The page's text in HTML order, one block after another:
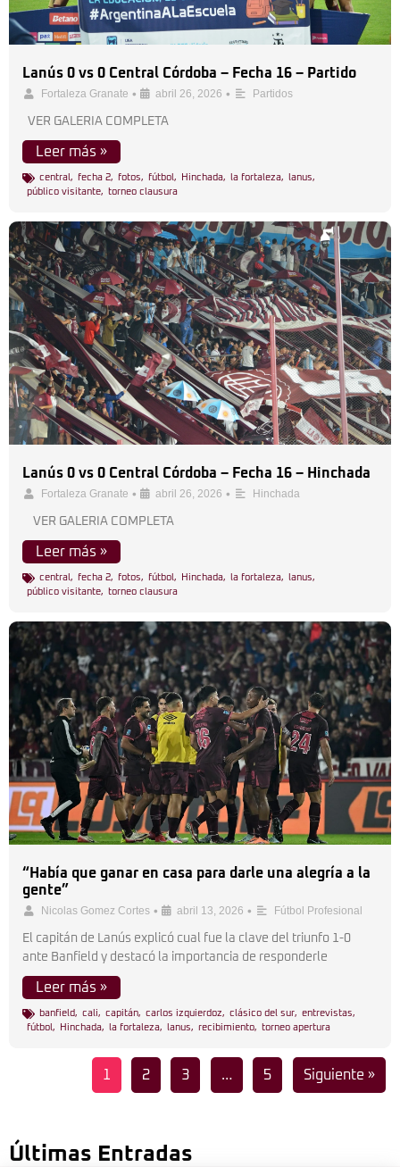
Lanús 0 vs 0 Central Córdoba – Fecha 16 – Partido
Fortaleza Granate • abril 26, 2026 • Partidos
VER GALERIA COMPLETA
Leer más »
central , fecha 2, fotos, fútbol , Hinchada, la fortaleza, lanus,
público visitante, torneo clausura
Lanús 0 vs 0 Central Córdoba – Fecha 16 – Hinchada
Fortaleza Granate • abril 26, 2026 • Hinchada
VER GALERIA COMPLETA
Leer más »
central , fecha 2, fotos, fútbol , Hinchada, la fortaleza, lanus,
público visitante, torneo clausura
“Había que ganar en casa para darle una alegría a la
gente”
Nicolas Gomez Cortes • abril 13, 2026 • Fútbol Profesional
El capitán de Lanús explicó cual fue la clave del triunfo 1-0
ante Banfield y destacó la importancia de responderle
Leer más »
banfield, cali, capitán, carlos izquierdoz, clásico del sur, entrevistas,
fútbol , Hinchada, la fortaleza, lanus, recibimiento, torneo apertura
1 2 3 … 5 Siguiente »
Últimas Entradas